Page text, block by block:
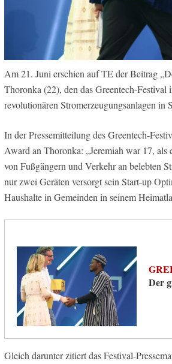
Am 21. Juni erschien auf TE der Beitrag
Thoronka (22), den das Greentech-
revolutionären Stromerzeugungsanlagen in
In der Pressemitteilung des Greentech-
Award an Thoronka: „Jeremiah war 17,
von Fußgängern und Verkehr an belebten
nur zwei Geräten versorgt sein Start-up
Haushalte in Gemeinden in seinem
Der
Gleich darunter zitiert das Festival-